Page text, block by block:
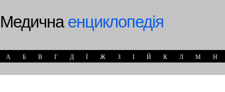
Медичнаенциклопедія
А Б В Г Д Ї Ж З І Й К Л М Н